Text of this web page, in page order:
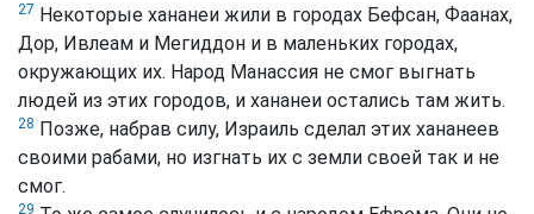
27 Некоторые хананеи жили в городах Бефсан, Фаанах,
Дор, Ивлеам и Мегиддон и в маленьких городах,
окружающих их. Народ Манассия не смог выгнать
людей из этих городов, и хананеи остались там жить.
28 Позже, набрав силу, Израиль сделал этих хананеев
своими рабами, но изгнать их с земли своей так и не
смог.
29